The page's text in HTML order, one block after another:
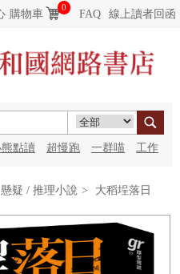
購物車
0
FAQ 線上讀者回函
點讀 超慢跑 一群喵 工作
懸疑 / 推理小說 > 大稻埕落日